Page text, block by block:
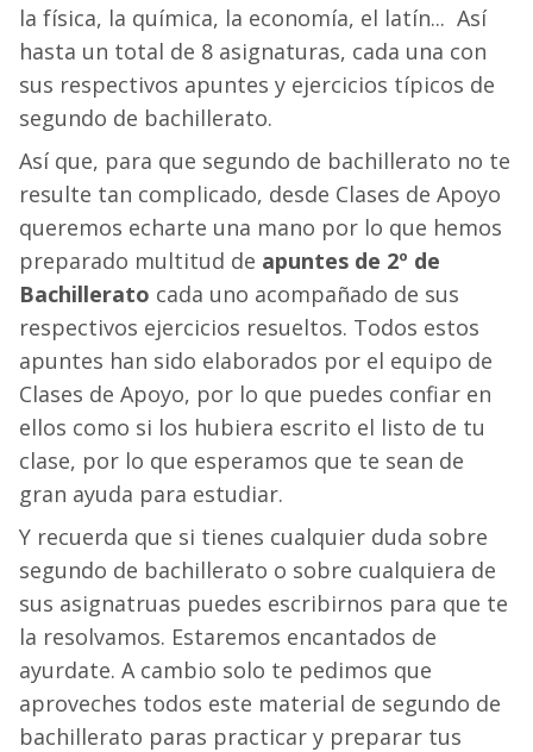
la física, la química, la economía, el latín... Así
hasta un total de 8 asignaturas, cada una con
sus respectivos apuntes y ejercicios típicos de
segundo de bachillerato.
Así que, para que segundo de bachillerato no te
resulte tan complicado, desde Clases de Apoyo
queremos echarte una mano por lo que hemos
preparado multitud de apuntes de 2º de
Bachillerato cada uno acompañado de sus
respectivos ejercicios resueltos. Todos estos
apuntes han sido elaborados por el equipo de
Clases de Apoyo, por lo que puedes confiar en
ellos como si los hubiera escrito el listo de tu
clase, por lo que esperamos que te sean de
gran ayuda para estudiar.
Y recuerda que si tienes cualquier duda sobre
segundo de bachillerato o sobre cualquiera de
sus asignatruas puedes escribirnos para que te
la resolvamos. Estaremos encantados de
ayurdate. A cambio solo te pedimos que
aproveches todos este material de segundo de
bachillerato paras practicar y preparar tus